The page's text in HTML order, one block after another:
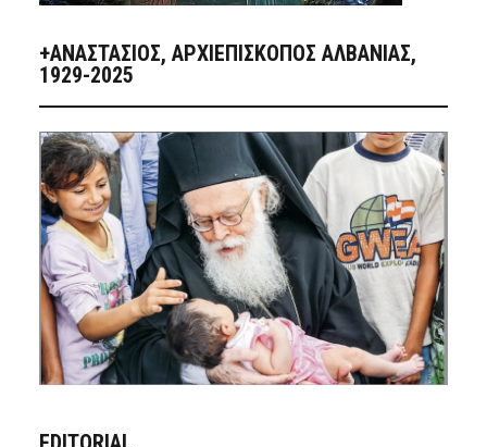
+ΑΝΑΣΤΆΣΙΟΣ, ΑΡΧΙΕΠΊΣΚΟΠΟΣ ΑΛΒΑΝΊΑΣ,
1929-2025